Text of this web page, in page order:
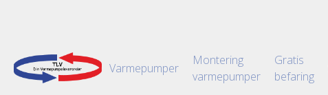
Varmepumper
Montering
varmepumper
Gratis
befaring